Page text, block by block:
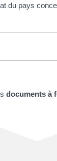
du pays
documents à